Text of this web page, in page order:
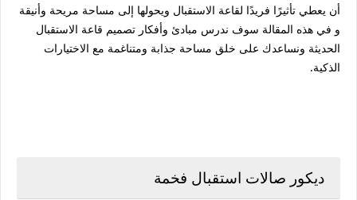
أن يعطي تأثيرًا فريدًا لقاعة الاستقبال ويحولها إلى مساحة مريحة وأنيقة
و في هذه المقالة سوف ندرس مبادئ وأفكار تصميم قاعة الاستقبال
الحديثة ونساعدك على خلق مساحة جذابة ومتناغمة مع الاختيارات
الذكية.
ديكور صالات استقبال فخمة